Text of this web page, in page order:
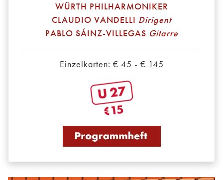
WÜRTH PHILHARMONIKER
CLAUDIO VANDELLI Dirigent
PABLO SÁINZ-VILLEGAS Gitarre
Einzelkarten: € 45 - € 145